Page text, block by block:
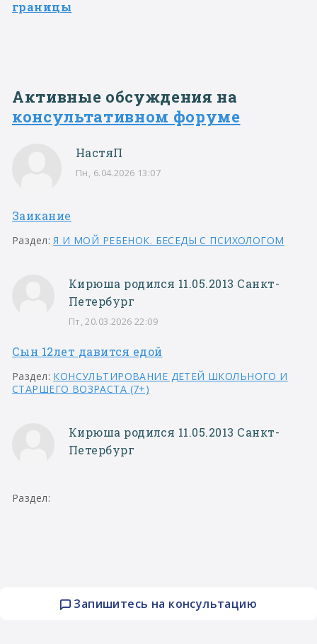
Запишитесь на консультацию
границы
Активные обсуждения на
консультативном форуме
НастяП
Пн, 6.04.2026 13:07
Заикание
Раздел:Я И МОЙ РЕБЕНОК. БЕСЕДЫ С ПСИХОЛОГОМ
Кирюша родился 11.05.2013 Санкт-
Петербург
Пт, 20.03.2026 22:09
Сын 12лет давится едой
Раздел: КОНСУЛЬТИРОВАНИЕ ДЕТЕЙ ШКОЛЬНОГО И
СТАРШЕГО ВОЗРАСТА (7+)
Кирюша родился 11.05.2013 Санкт-
Петербург
Раздел: